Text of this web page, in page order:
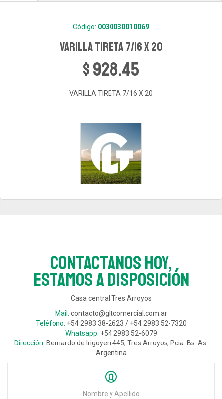
Código: 0030030010069
VARILLA TIRETA 7/16 X 20
$ 928.45
VARILLA TIRETA 7/16 X 20
Contactanos hoy,
estamos a disposición
Casa central Tres Arroyos
Mail: contacto@gltcomercial.com.ar
Teléfono: +54 2983 38-2623 / +54 2983 52-7320
Whatsapp: +54 2983 52-6079
Dirección: Bernardo de Irigoyen 445, Tres Arroyos, Pcia. Bs. As.
Argentina